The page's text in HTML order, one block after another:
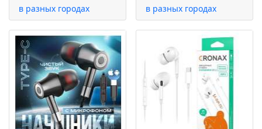
в разных городах в разных городах